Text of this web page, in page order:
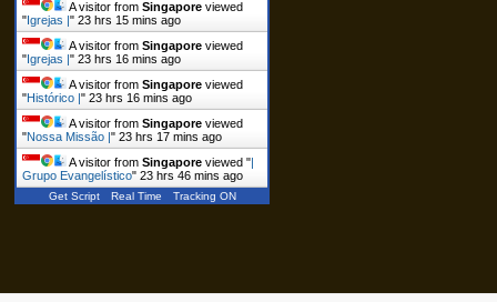
A visitor fromSingapore viewed
"Igrejas |"23 hrs 15 mins ago
A visitor fromSingapore viewed
"Igrejas |"23 hrs 16 mins ago
A visitor fromSingapore viewed
"Histórico |"23 hrs 16 mins ago
A visitor fromSingapore viewed
"Nossa Missão |"23 hrs 17 mins ago
A visitor fromSingapore viewed "|
Grupo Evangelístico"23 hrs 46 mins ago
Get Script Real Time Tracking ON